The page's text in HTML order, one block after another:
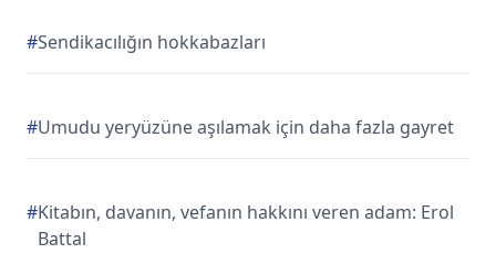
#Sendikacılığın hokkabazları
#Umudu yeryüzüne aşılamak için daha fazla gayret
#Kitabın, davanın, vefanın hakkını veren adam: Erol
Battal